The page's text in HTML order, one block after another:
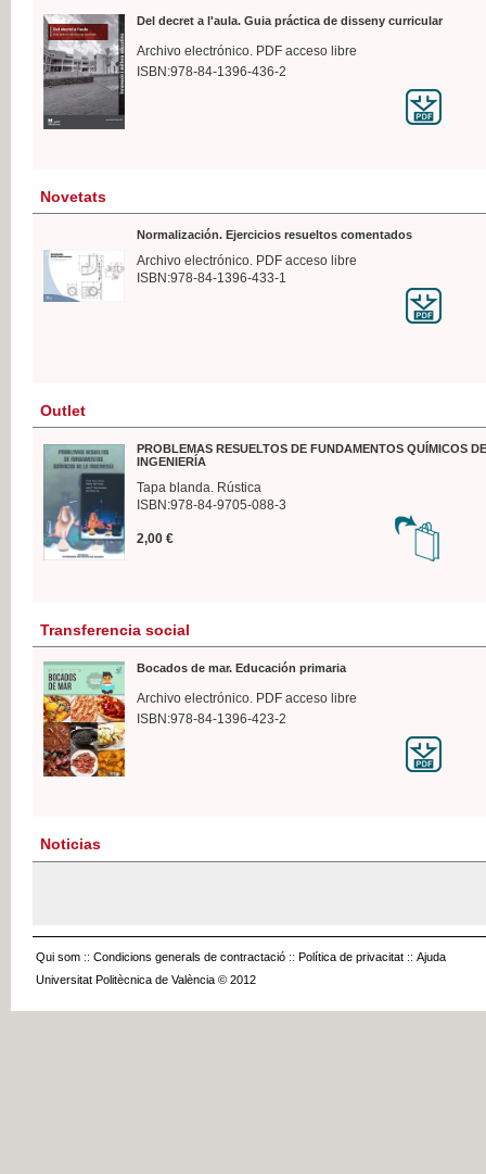
Del decret a l'aula. Guia práctica de disseny curricular
Archivo electrónico. PDF acceso libre
ISBN:978-84-1396-436-2
Novetats
Normalización. Ejercicios resueltos comentados
Archivo electrónico. PDF acceso libre
ISBN:978-84-1396-433-1
Outlet
PROBLEMAS RESUELTOS DE FUNDAMENTOS QUÍMICOS
INGENIERÍA
Tapa blanda. Rústica
ISBN:978-84-9705-088-3
2,00 €
Transferencia social
Bocados de mar. Educación primaria
Archivo electrónico. PDF acceso libre
ISBN:978-84-1396-423-2
Noticias
Qui som :: Condicions generals de contractació :: Política de privacitat :: Ajuda
Universitat Politècnica de València © 2012